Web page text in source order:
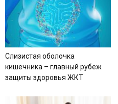
Слизистая оболочка
кишечника – главный рубеж
защиты здоровья ЖКТ